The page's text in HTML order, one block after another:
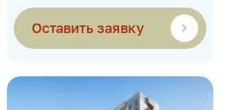
Оставить заявку